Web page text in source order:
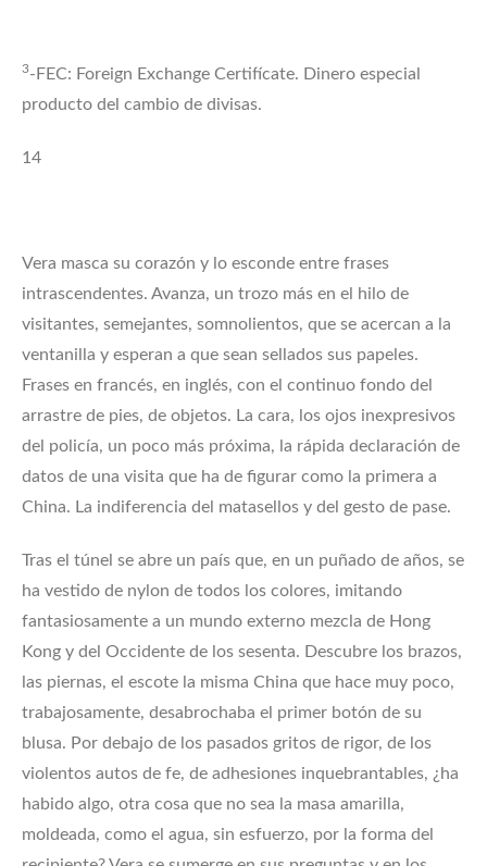
3-FEC: Foreign Exchange Certifícate. Dinero especial
producto del cambio de divisas.
14
Vera masca su corazón y lo esconde entre frases
intrascendentes. Avanza, un trozo más en el hilo de
visitantes, semejantes, somnolientos, que se acercan a la
ventanilla y esperan a que sean sellados sus papeles.
Frases en francés, en inglés, con el continuo fondo del
arrastre de pies, de objetos. La cara, los ojos inexpresivos
del policía, un poco más próxima, la rápida declaración de
datos de una visita que ha de figurar como la primera a
China. La indiferencia del matasellos y del gesto de pase.
Tras el túnel se abre un país que, en un puñado de años, se
ha vestido de nylon de todos los colores, imitando
fantasiosamente a un mundo externo mezcla de Hong
Kong y del Occidente de los sesenta. Descubre los brazos,
las piernas, el escote la misma China que hace muy poco,
trabajosamente, desabrochaba el primer botón de su
blusa. Por debajo de los pasados gritos de rigor, de los
violentos autos de fe, de adhesiones inquebrantables, ¿ha
habido algo, otra cosa que no sea la masa amarilla,
moldeada, como el agua, sin esfuerzo, por la forma del